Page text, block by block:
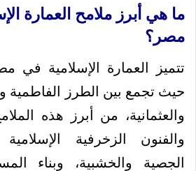
ما هي أبرز ملامح العمارة
مصر؟
تتميز العمارة الإسلامية في
حيث تجمع بين الطرز الفاطمية
والعثمانية، من أبرز هذه
والفنون الزخرفية
الجصية والخشبية، وبناء